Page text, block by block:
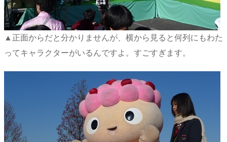
▲正面からだと分かりませんが、横から見ると何列にもわた
ってキャラクターがいるんですよ。すごすぎます。